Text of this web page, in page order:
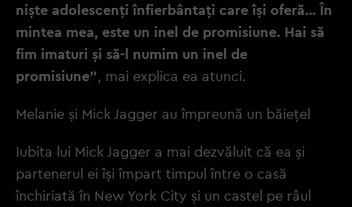
niște adolescenți înfierbântați care își oferă… În
mintea mea, este un inel de promisiune. Hai să
fim imaturi și să-l numim un inel de
promisiune”, mai explica ea atunci.
Melanie și Mick Jagger au împreună un băiețel
Iubita lui Mick Jagger a mai dezvăluit că ea și
partenerul ei își împart timpul între o casă
închiriată în New York City și un castel pe râul